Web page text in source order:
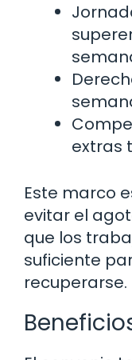
extras
Este marco
evitar el
que los
suficiente
recuperarse.